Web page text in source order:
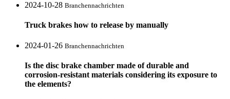
2024-10-28 Branchennachrichten
Truck brakes how to release by manually
2024-01-26 Branchennachrichten
Is the disc brake chamber made of durable and
corrosion-resistant materials considering its exposure to
the elements?